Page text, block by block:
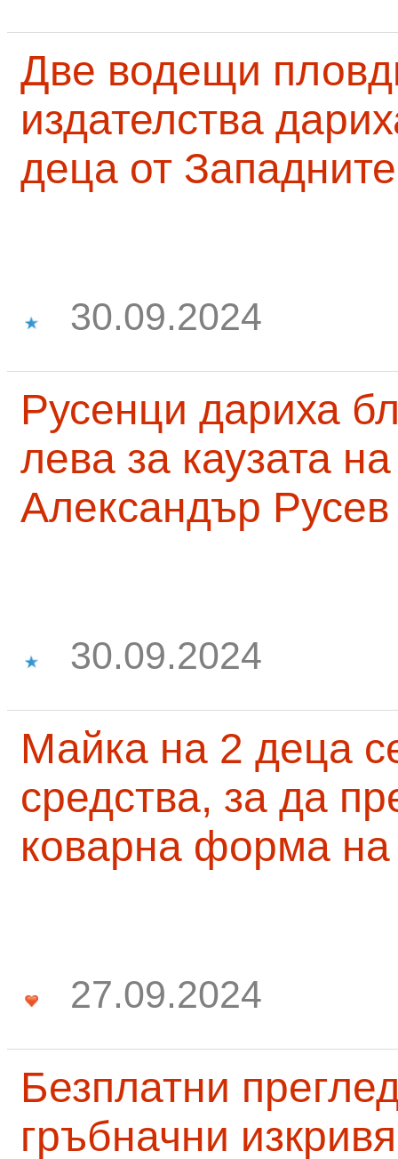
Две водещи
издателства
деца от
30.09.2024
Русенци дариха
лева за каузата
Александър Русев
30.09.2024
Майка на 2 деца
средства, за да
коварна форма на
27.09.2024
Безплатни
гръбначни